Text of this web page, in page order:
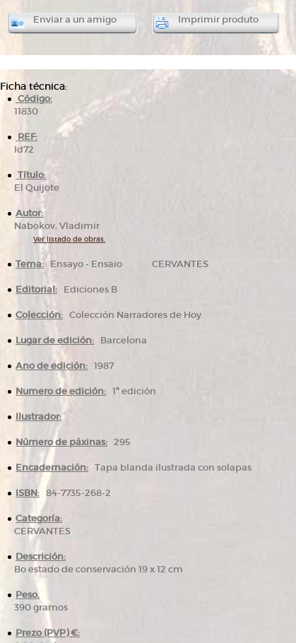
Enviar a un amigo Imprimir produto
Ficha técnica:
Código:
11830
REF:
Id72
Título:
El Quijote
Autor:
Nabokov, Vladimir
Ver listado de obras.
Tema: Ensayo - Ensaio CERVANTES
Editorial: Ediciones B
Colección: Colección Narradores de Hoy
Lugar de edición: Barcelona
Ano de edición: 1987
Numero de edición: 1ª edición
Ilustrador:
Número de páxinas: 295
Encadernación: Tapa blanda ilustrada con solapas
ISBN: 84-7735-268-2
Categoría:
CERVANTES
Descrición:
Bo estado de conservación 19 x 12 cm
Peso.
390 gramos
Prezo (PVP) €: